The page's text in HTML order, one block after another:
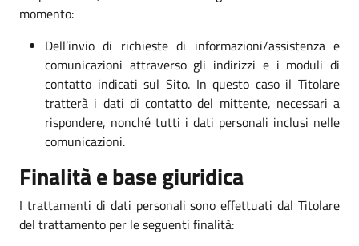
momento:
Dell’invio di richieste di informazioni/assistenza e
comunicazioni attraverso gli indirizzi e i moduli di
contatto indicati sul Sito. In questo caso il Titolare
tratterà i dati di contatto del mittente, necessari a
rispondere, nonché tutti i dati personali inclusi nelle
comunicazioni.
Finalità e base giuridica
I trattamenti di dati personali sono effettuati dal Titolare
del trattamento per le seguenti finalità: